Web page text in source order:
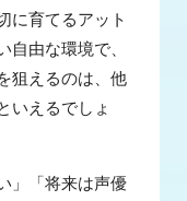
に育てるアット
自由な環境で、
狙えるのは、他
いえるでしょ
」「将来は声優